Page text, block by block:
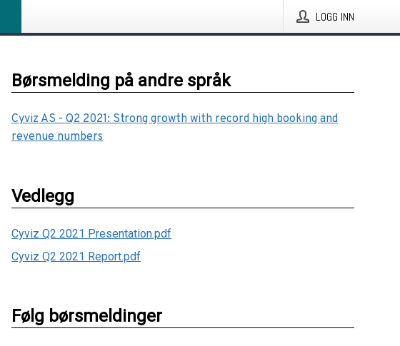
LOGG INN
Børsmelding på andre språk
Cyviz AS - Q2 2021: Strong growth with record high booking and
revenue numbers
Vedlegg
Cyviz Q2 2021 Presentation.pdf
Cyviz Q2 2021 Report.pdf
Følg børsmeldinger